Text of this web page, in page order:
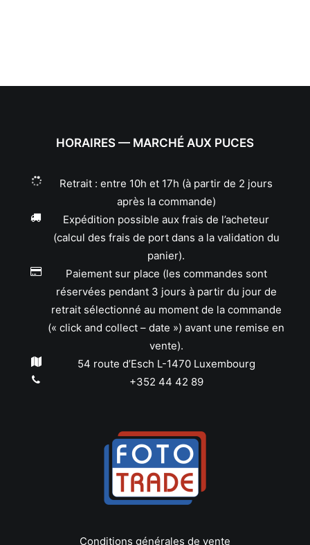
HORAIRES — MARCHÉ AUX PUCES
Retrait : entre 10h et 17h (à partir de 2 jours
après la commande)
Expédition possible aux frais de l’acheteur
(calcul des frais de port dans a la validation du
panier).
Paiement sur place (les commandes sont
réservées pendant 3 jours à partir du jour de
retrait sélectionné au moment de la commande
(« click and collect – date ») avant une remise en
vente).
54 route d’Esch L-1470 Luxembourg
+352 44 42 89
Conditions générales de vente